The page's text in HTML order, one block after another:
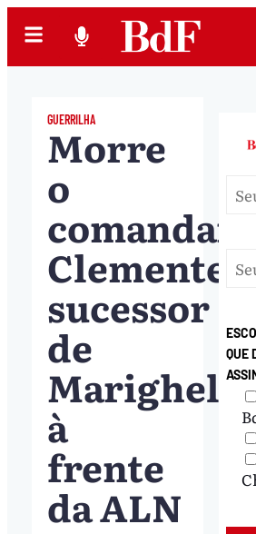
GUERRILHA
Morre
o
comandante
Clemente,
sucessor
de
Marighella
à
frente
da ALN
QUE